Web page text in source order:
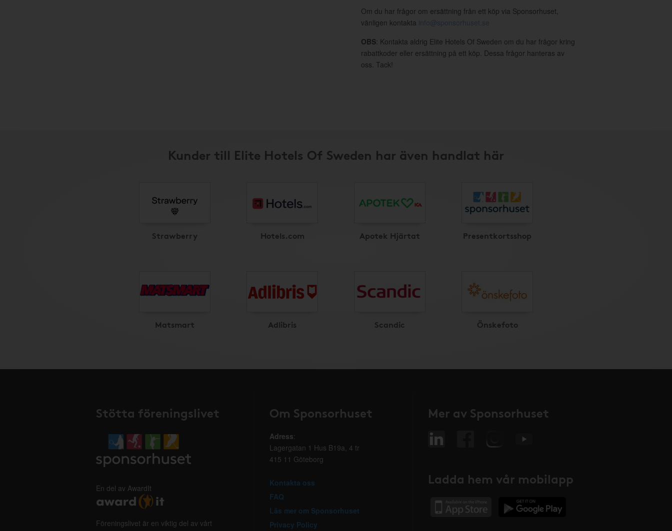
Om du har frågor om ersättning från ett köp via Sponsorhuset,
vänligen kontakta info@sponsorhuset.se
OBS: Kontakta aldrig Elite Hotels Of Sweden om du har frågor kring
rabattkoder eller ersättning på ett köp. Dessa frågor hanteras av
oss. Tack!
Kunder till Elite Hotels Of Sweden har även handlat här
Strawberry Hotels.com Apotek Hjärtat Presentkortsshop
Matsmart Adlibris Scandic Önskefoto
Stötta föreningslivet
En del av AwardIt
Föreningslivet är en viktig del av vårt
Om Sponsorhuset
Adress:
Lagergatan 1 Hus B19a, 4 tr
415 11 Göteborg
Kontakta oss
FAQ
Läs mer om Sponsorhuset
Privacy Policy
Mer av Sponsorhuset
Ladda hem vår mobilapp